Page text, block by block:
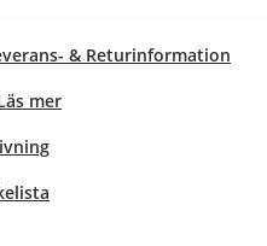
& Returinformation
mer